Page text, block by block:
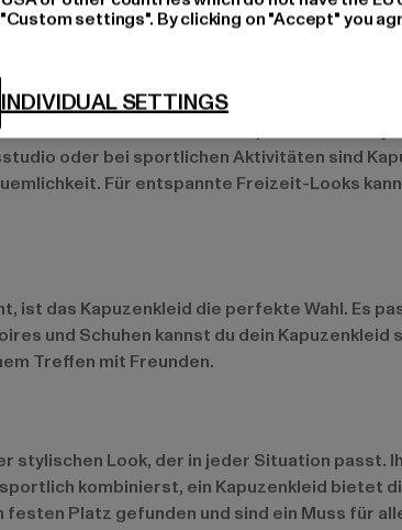
sie maximalen Komfort und passen zu fast
oder bei sportlichen Aktivitäten sind
Für entspannte Freizeit-Looks
ist das Kapuzenkleid die perfekte Wahl. Es
und Schuhen kannst du dein
Treffen mit Freunden.
stylischen Look, der in jeder Situation passt.
kombinierst, ein Kapuzenkleid bietet
Platz gefunden und sind ein Muss für
settings". By clicking on "Accept" you
INDIVIDUAL SETTINGS